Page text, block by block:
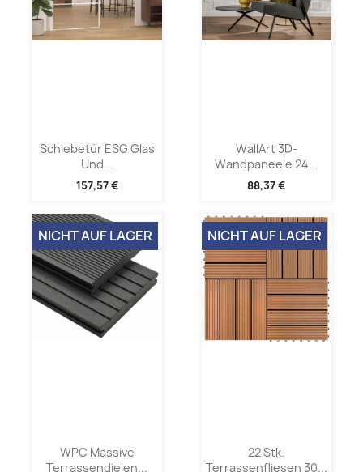
Schiebetür ESG Glas
Und...
157,57 €
WallArt 3D-
Wandpaneele 24...
88,37 €
WPC Massive
Terrassendielen...
NICHT AUF LAGER
22 Stk.
Terrassenfliesen 30...
NICHT AUF LAGER